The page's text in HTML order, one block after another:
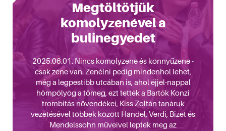
Megtöltötjük
komolyzenével a
bulinegyedet
2025.06.01. Nincs komolyzene és könnyűzene -
csak zene van. Zenélni pedig mindenhol lehet,
még a legpestibb utcában is, ahol éjjel-nappal
hömpölyög a tömeg, ezt tették a Bartók Konzi
trombitás növendékei, Kiss Zoltán tanáruk
vezetésével többek között Händel, Verdi, Bizet és
Mendelssohn műveivel lepték meg az